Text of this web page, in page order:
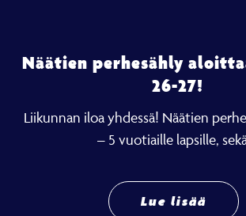
Näätien perhesähly
26-27!
Liikunnan iloa yhdessä! Näätien
– 5 vuotiaille lapsille,
Lue lisää